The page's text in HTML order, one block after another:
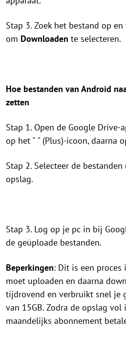
Stap 3. Zoek het bestand op
om Downloaden te selecteren.
Hoe bestanden van Android
zetten
Stap 1. Open de Google
op het " " (Plus)-icoon, daarna
Stap 2. Selecteer de
opslag.
Stap 3. Log op je pc in bij
de geüploade bestanden.
Beperkingen: Dit is een proces
moet uploaden en daarna
tijdrovend en verbruikt snel je
van 15GB. Zodra de opslag vol
maandelijks abonnement